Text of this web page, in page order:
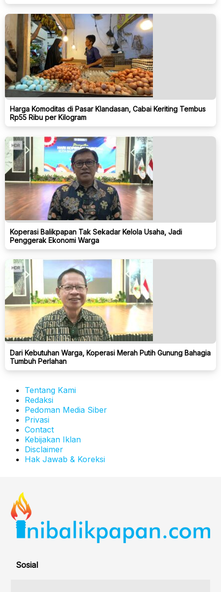
Harga Komoditas di Pasar Klandasan, Cabai Keriting Tembus
Rp55 Ribu per Kilogram
Koperasi Balikpapan Tak Sekadar Kelola Usaha, Jadi
Penggerak Ekonomi Warga
Dari Kebutuhan Warga, Koperasi Merah Putih Gunung Bahagia
Tumbuh Perlahan
Tentang Kami
Redaksi
Pedoman Media Siber
Privasi
Contact
Kebijakan Iklan
Disclaimer
Hak Jawab & Koreksi
Sosial